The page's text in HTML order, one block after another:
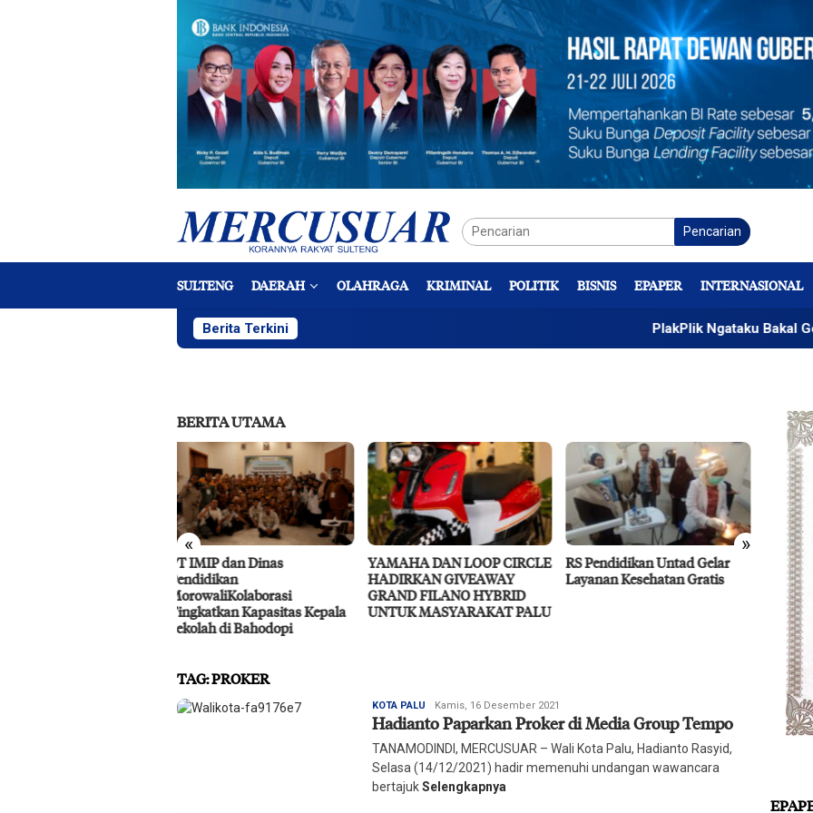
Pencarian
SULTENG DAERAH OLAHRAGA KRIMINAL POLITIK BISNIS EPAPER INTERNASIONAL
Berita Terkini PlakPlik Ngataku Bakal Gelar
BERITA UTAMA
« »
YAMAHA DAN LOOP CIRCLE
HADIRKAN GIVEAWAY
GRAND FILANO HYBRID
UNTUK MASYARAKAT PALU
RS Pendidikan Untad Gelar
Layanan Kesehatan Gratis
Didukung MIND ID, PT Vale
Percepat Pengembangan
TAG:PROKER
KOTA PALU Redaksi
Harian
Mercusuar
Kamis, 16 Desember 2021
Hadianto Paparkan Proker di Media Group Tempo
TANAMODINDI, MERCUSUAR – Wali Kota Palu, Hadianto Rasyid,
Selasa (14/12/2021) hadir memenuhi undangan wawancara
bertajukSelengkapnya